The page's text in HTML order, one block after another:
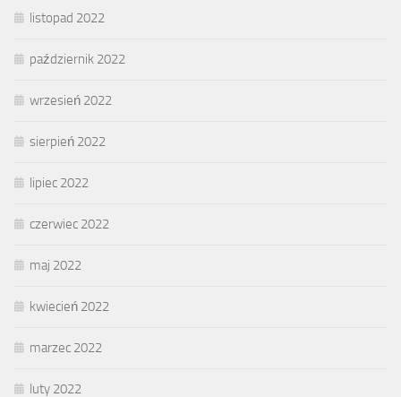
listopad 2022
październik 2022
wrzesień 2022
sierpień 2022
lipiec 2022
czerwiec 2022
maj 2022
kwiecień 2022
marzec 2022
luty 2022